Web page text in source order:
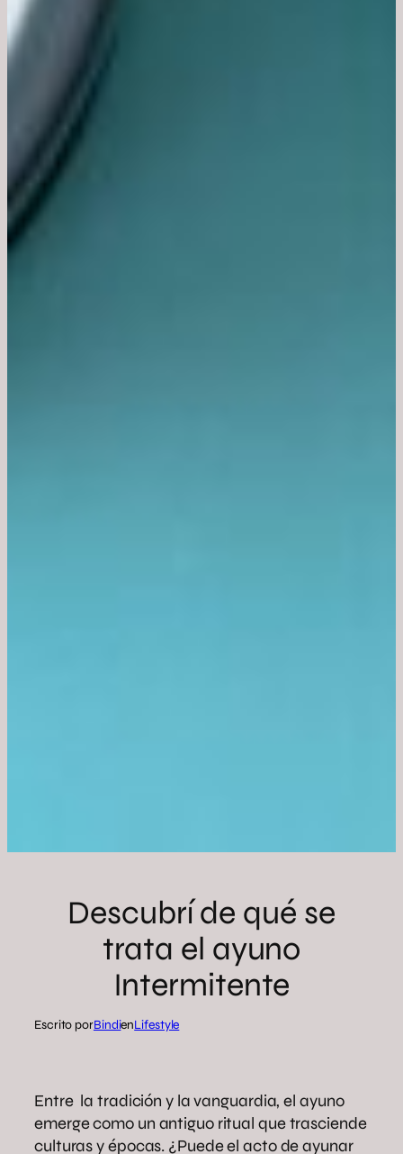
Descubrí de qué se
trata el ayuno
Intermitente
Escrito porBindienLifestyle
Entre la tradición y la vanguardia, el ayuno
emerge como un antiguo ritual que trasciende
culturas y épocas. ¿Puede el acto de ayunar